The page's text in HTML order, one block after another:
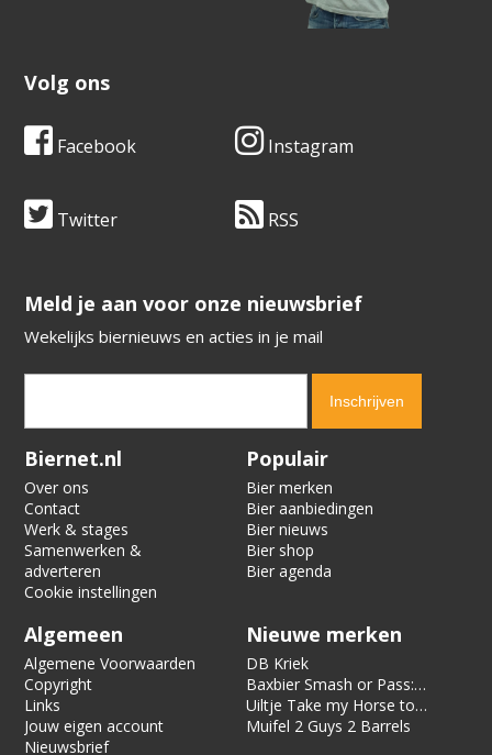
Volg ons
Facebook Instagram
Twitter RSS
​​​​​​​Meld je aan voor onze nieuwsbrief
Wekelijks biernieuws en acties in je mail
Verification code:
Biernet.nl
Over ons
Contact
Werk & stages
Samenwerken &
adverteren
Cookie instellingen
Populair
Bier merken
Bier aanbiedingen
Bier nieuws
Bier shop
Bier agenda
Algemeen
Algemene Voorwaarden
Copyright
Links
Jouw eigen account
Nieuwsbrief
Nieuwe merken
DB Kriek
Baxbier Smash or Pass:
Strata
Uiltje Take my Horse to
the Hotel Room
Muifel 2 Guys 2 Barrels